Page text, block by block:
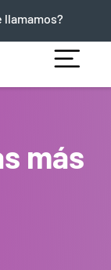
llamamos?
más